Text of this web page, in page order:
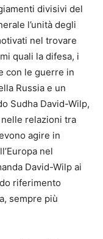
divisivi del
l’unità degli
nel trovare
quali la difesa, i
con le guerre in
Russia e un
Sudha David-Wilp,
relazioni tra
agire in
nel
David-Wilp ai
riferimento
sempre più